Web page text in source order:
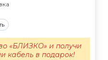
«БЛИЗКО» и получи
кабель в подарок!